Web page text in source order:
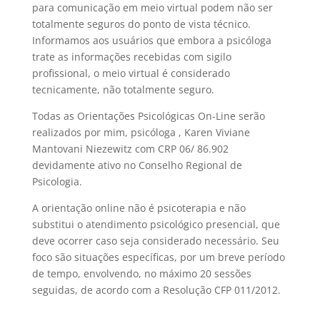
para comunicação em meio virtual podem não ser
totalmente seguros do ponto de vista técnico.
Informamos aos usuários que embora a psicóloga
trate as informações recebidas com sigilo
profissional, o meio virtual é considerado
tecnicamente, não totalmente seguro.
Todas as Orientações Psicológicas On-Line serão
realizados por mim, psicóloga , Karen Viviane
Mantovani Niezewitz com CRP 06/ 86.902
devidamente ativo no Conselho Regional de
Psicologia.
A orientação online não é psicoterapia e não
substitui o atendimento psicológico presencial, que
deve ocorrer caso seja considerado necessário. Seu
foco são situações específicas, por um breve período
de tempo, envolvendo, no máximo 20 sessões
seguidas, de acordo com a Resolução CFP 011/2012.